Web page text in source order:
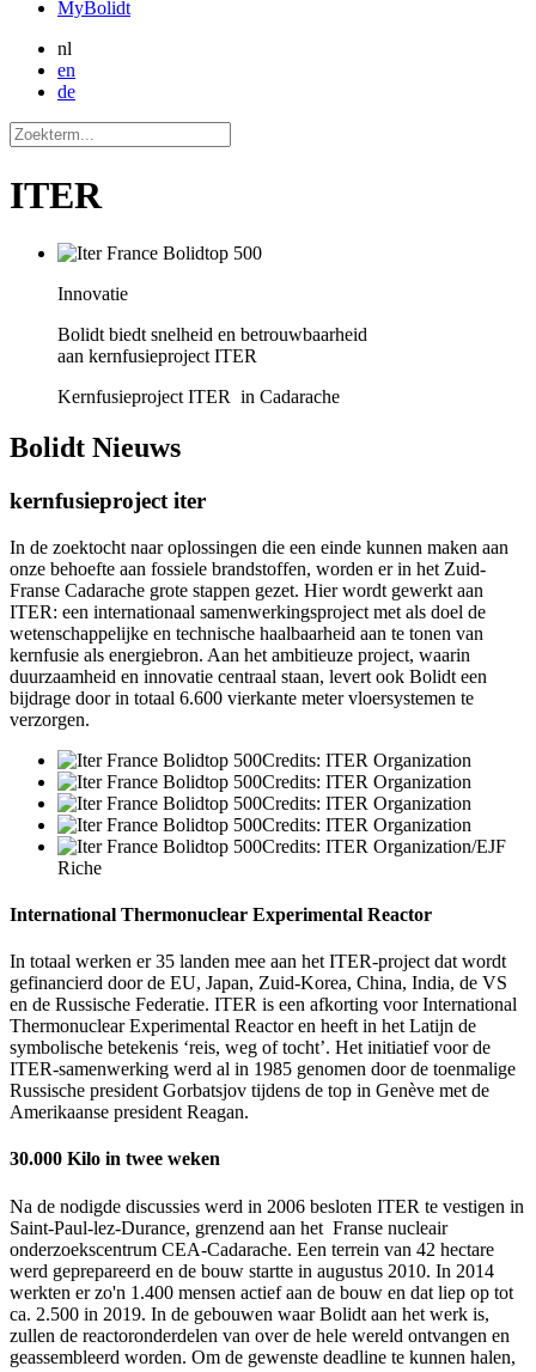
MyBolidt
nl
en
de
ITER
Innovatie
Bolidt biedt snelheid en betrouwbaarheid
aan kernfusieproject ITER
Kernfusieproject ITER in Cadarache
Bolidt Nieuws
kernfusieproject iter
In de zoektocht naar oplossingen die een einde kunnen maken aan
onze behoefte aan fossiele brandstoffen, worden er in het Zuid-
Franse Cadarache grote stappen gezet. Hier wordt gewerkt aan
ITER: een internationaal samenwerkingsproject met als doel de
wetenschappelijke en technische haalbaarheid aan te tonen van
kernfusie als energiebron. Aan het ambitieuze project, waarin
duurzaamheid en innovatie centraal staan, levert ook Bolidt een
bijdrage door in totaal 6.600 vierkante meter vloersystemen te
verzorgen.
Credits: ITER Organization
Credits: ITER Organization
Credits: ITER Organization
Credits: ITER Organization
Credits: ITER Organization/EJF
Riche
International Thermonuclear Experimental Reactor
In totaal werken er 35 landen mee aan het ITER-project dat wordt
gefinancierd door de EU, Japan, Zuid-Korea, China, India, de VS
en de Russische Federatie. ITER is een afkorting voor International
Thermonuclear Experimental Reactor en heeft in het Latijn de
symbolische betekenis ‘reis, weg of tocht’. Het initiatief voor de
ITER-samenwerking werd al in 1985 genomen door de toenmalige
Russische president Gorbatsjov tijdens de top in Genève met de
Amerikaanse president Reagan.
30.000 Kilo in twee weken
Na de nodigde discussies werd in 2006 besloten ITER te vestigen in
Saint-Paul-lez-Durance, grenzend aan het Franse nucleair
onderzoekscentrum CEA-Cadarache. Een terrein van 42 hectare
werd geprepareerd en de bouw startte in augustus 2010. In 2014
werkten er zo'n 1.400 mensen actief aan de bouw en dat liep op tot
ca. 2.500 in 2019. In de gebouwen waar Bolidt aan het werk is,
zullen de reactoronderdelen van over de hele wereld ontvangen en
geassembleerd worden. Om de gewenste deadline te kunnen halen,